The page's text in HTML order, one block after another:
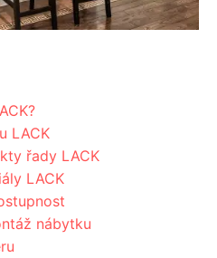
LACK
řady LACK
LACK
nábytku